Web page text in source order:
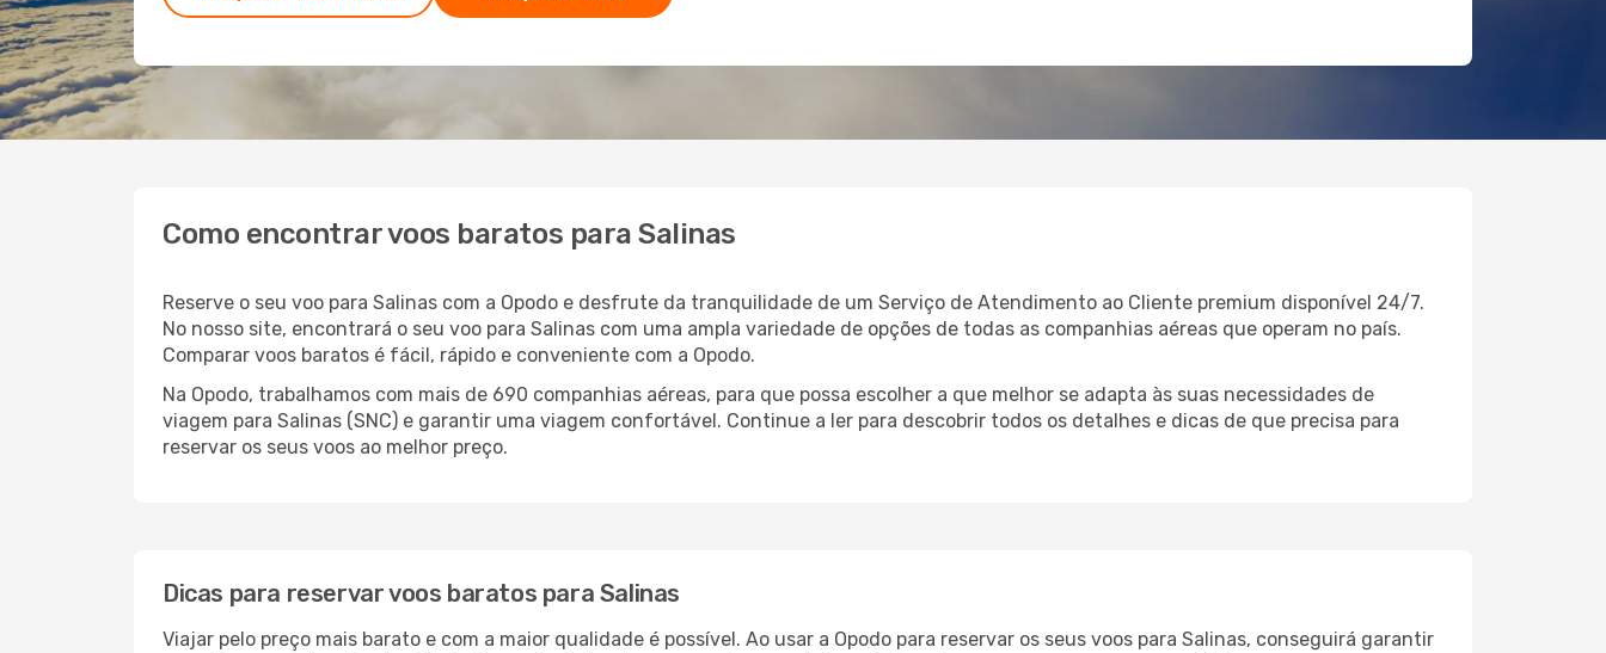
Como encontrar voos baratos para Salinas
Reserve o seu voo para Salinas com a Opodo e desfrute da tranquilidade de um Serviço de Atendimento ao Cliente premium disponível 24/7.
No nosso site, encontrará o seu voo para Salinas com uma ampla variedade de opções de todas as companhias aéreas que operam no país.
Comparar voos baratos é fácil, rápido e conveniente com a Opodo.
Na Opodo, trabalhamos com mais de 690 companhias aéreas, para que possa escolher a que melhor se adapta às suas necessidades de
viagem para Salinas (SNC) e garantir uma viagem confortável. Continue a ler para descobrir todos os detalhes e dicas de que precisa para
reservar os seus voos ao melhor preço.
Dicas para reservar voos baratos para Salinas
Viajar pelo preço mais barato e com a maior qualidade é possível. Ao usar a Opodo para reservar os seus voos para Salinas, conseguirá garantir